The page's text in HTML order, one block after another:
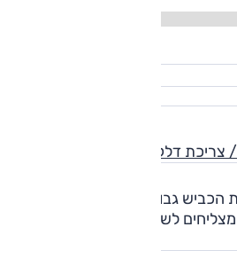
/ צריכת דלק
הכביש גבוהה, אך נוחות הנסיעה
לשכך היטב מהמורות ובידוד